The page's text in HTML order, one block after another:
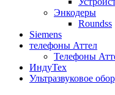
Энкодеры
Roundss
Siemens
телефоны Аттел
Телефоны
ИндуТех
Ультразвуковое